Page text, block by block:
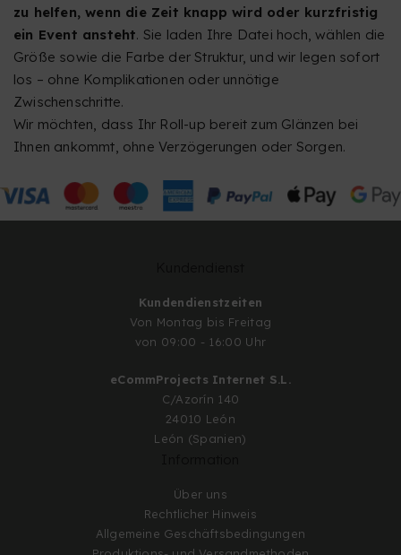
zu helfen, wenn die Zeit knapp wird oder kurzfristig
ein Event ansteht. Sie laden Ihre Datei hoch, wählen die
Größe sowie die Farbe der Struktur, und wir legen sofort
los – ohne Komplikationen oder unnötige
Zwischenschritte.
Wir möchten, dass Ihr Roll-up bereit zum Glänzen bei
Ihnen ankommt, ohne Verzögerungen oder Sorgen.
Kundendienstzeiten
Von Montag bis Freitag
von 09:00 - 16:00 Uhr
eCommProjects Internet S.L.
C/Azorín 140
24010 León
León (Spanien)
Über uns
Rechtlicher Hinweis
Allgemeine Geschäftsbedingungen